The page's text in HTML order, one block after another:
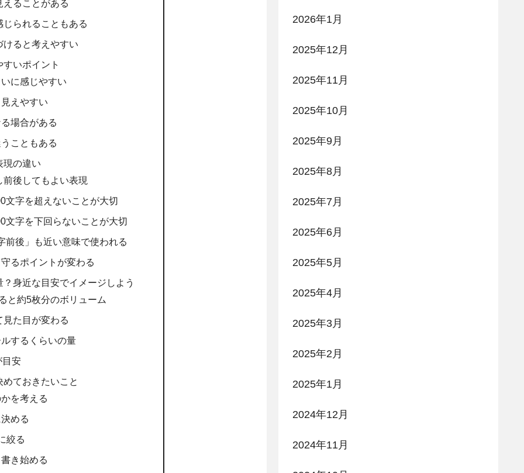
ることがある
られることもある
ると考えやすい
すいポイント
に感じやすい
えやすい
場合がある
こともある
現の違い
前後してもよい表現
文字を超えないことが大切
文字を下回らないことが大切
前後」も近い意味で使われる
るポイントが変わる
身近な目安でイメージしよう
と約5枚分のボリューム
た目が変わる
するくらいの量
目安
ておきたいこと
を考える
める
絞る
き始める
2026年1月
2025年12月
2025年11月
2025年10月
2025年9月
2025年8月
2025年7月
2025年6月
2025年5月
2025年4月
2025年3月
2025年2月
2025年1月
2024年12月
2024年11月